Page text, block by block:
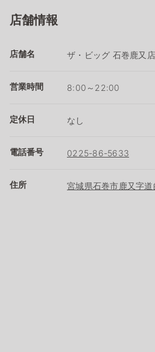
店舗情報
店舗名 ザ・ビッグ 石巻鹿又店
営業時間 8:00～22:00
定休日 なし
電話番号 0225-86-5633
住所 宮城県石巻市鹿又字道